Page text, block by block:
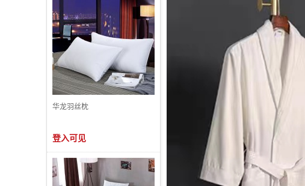
华龙羽丝枕
登入可见